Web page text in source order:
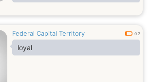
woman with sense of honor,
creative, and humorous
Federal Capital Territory 0.2
loyal